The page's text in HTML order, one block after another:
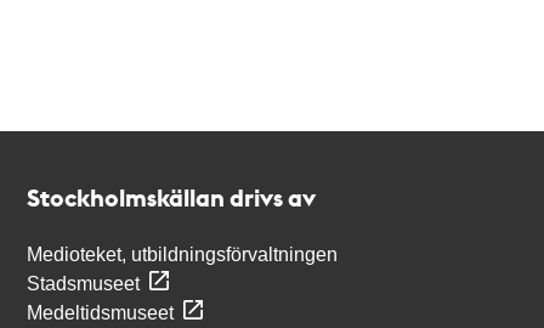
Stockholmskällan drivs av
Medioteket, utbildningsförvaltningen
Stadsmuseet
Medeltidsmuseet